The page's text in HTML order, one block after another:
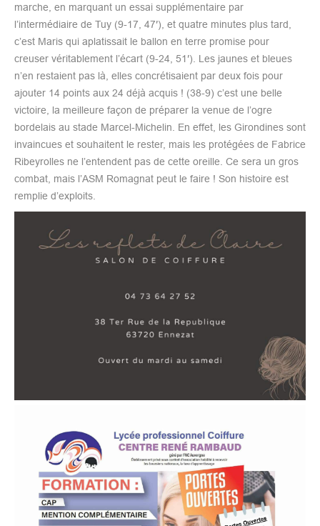
marche, en marquant un essai supplémentaire par
l’intermédiaire de Tuy (9-17, 47′), et quatre minutes plus tard,
c’est Maris qui aplatissait le ballon en terre promise pour
creuser véritablement l’écart (9-24, 51′). Les jaunes et bleues
n’en restaient pas là, elles concrétisaient par deux fois pour
ajouter 14 points aux 24 déjà acquis ! (38-9) c’est une belle
victoire, la meilleure façon de préparer la venue de l’ogre
bordelais au stade Marcel-Michelin. En effet, les Girondines sont
invaincues et souhaitent le rester, mais les protégées de Fabrice
Ribeyrolles ne l’entendent pas de cette oreille. Ce sera un gros
combat, mais l’ASM Romagnat peut le faire ! Son histoire est
remplie d’exploits.